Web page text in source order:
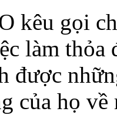
kêu gọi
làm
được
của họ